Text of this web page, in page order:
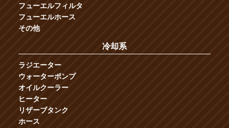
フューエルフィルタ
フューエルホース
その他
冷却系
ラジエーター
ウォーターポンプ
オイルクーラー
ヒーター
リザーブタンク
ホース